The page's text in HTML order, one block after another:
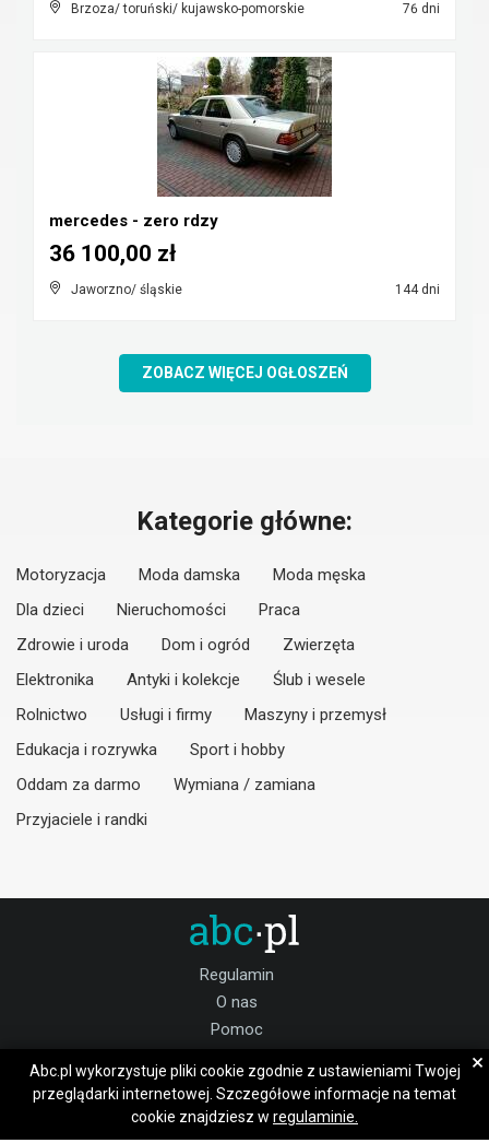
Brzoza/ toruński/ kujawsko-pomorskie 76 dni
mercedes - zero rdzy
Jaworzno/ śląskie 144 dni
36 100,00 zł
ZOBACZ WIĘCEJ OGŁOSZEŃ
Kategorie główne:
Motoryzacja Moda damska
Moda męska
Dla dzieci
Nieruchomości
Praca
Zdrowie i uroda
Dom i ogród
Zwierzęta
Elektronika
Antyki i kolekcje
Ślub i wesele
Rolnictwo
Usługi i firmy
Maszyny i przemysł
Edukacja i rozrywka
Sport i hobby
Oddam za darmo
Wymiana / zamiana
Przyjaciele i randki
Regulamin
O nas
Pomoc
Praca buski
Dołącz do nas:
Abc.pl wykorzystuje pliki cookie zgodnie z ustawieniami Twojej
przeglądarki internetowej. Szczegółowe informacje na temat
cookie znajdziesz w regulaminie.
×